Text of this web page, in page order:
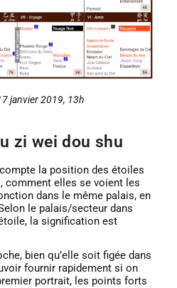
janvier 2019, 13h
zi wei dou shu
la position des étoiles
comment elles se voient les
dans le même palais, en
le palais/secteur dans
la signification est
bien qu’elle soit figée dans
fournir rapidement si on
portrait, les points forts